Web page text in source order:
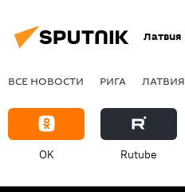
Латвия
ВСЕ НОВОСТИ РИГА ЛАТВИЯ
OK Rutube